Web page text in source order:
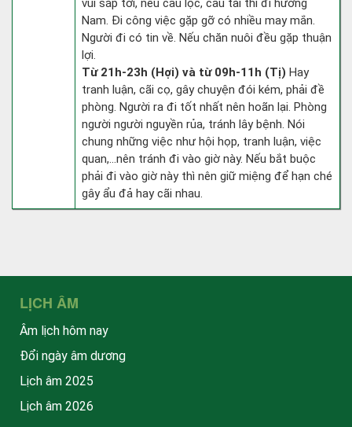
vui sắp tới, nếu cầu lộc, cầu tài thì đi hướng
Nam. Đi công việc gặp gỡ có nhiều may mắn.
Người đi có tin về. Nếu chăn nuôi đều gặp thuận
lợi.
Từ 21h-23h (Hợi) và từ 09h-11h (Tị) Hay
tranh luận, cãi cọ, gây chuyện đói kém, phải đề
phòng. Người ra đi tốt nhất nên hoãn lại. Phòng
người người nguyền rủa, tránh lây bệnh. Nói
chung những việc như hội họp, tranh luận, việc
quan,…nên tránh đi vào giờ này. Nếu bắt buộc
phải đi vào giờ này thì nên giữ miệng để hạn ché
gây ẩu đả hay cãi nhau.
LỊCH ÂM
Âm lịch hôm nay
Đổi ngày âm dương
Lịch âm 2025
Lịch âm 2026